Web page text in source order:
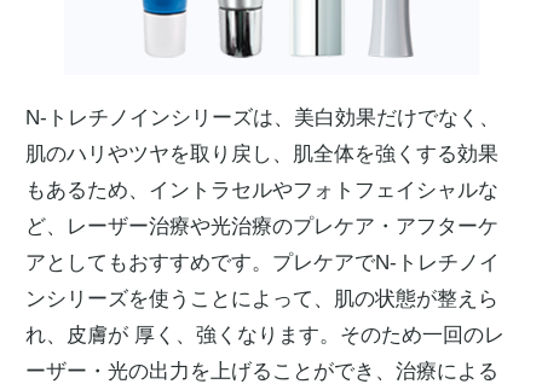
N-トレチノインシリーズは、美白効果だけでなく、
肌のハリやツヤを取り戻し、肌全体を強くする効果
もあるため、イントラセルやフォトフェイシャルな
ど、レーザー治療や光治療のプレケア・アフターケ
アとしてもおすすめです。プレケアでN-トレチノイ
ンシリーズを使うことによって、肌の状態が整えら
れ、皮膚が 厚く、強くなります。そのため一回のレ
ーザー・光の出力を上げることができ、治療による